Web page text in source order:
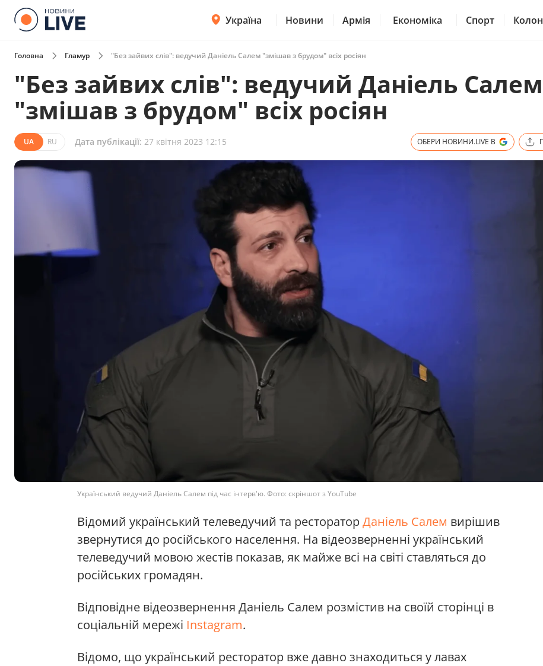
Україна Новини Армія Економіка Спорт
Головна Гламур "Без зайвих слів": ведучий Даніель Салем "змішав з брудом" всіх росіян
"Без зайвих слів": ведучий Даніель Салем
"змішав з брудом" всіх росіян
UA RU Дата публікації: 27 квітня 2023 12:15 ОБЕРИ НОВИНИ.LIVE В
Український ведучий Даніель Салем під час інтерв'ю. Фото: скріншот з YouTube
Відомий український телеведучий та ресторатор Даніель Салем вирішив
звернутися до російського населення. На відеозверненні український
телеведучий мовою жестів показав, як майже всі на світі ставляться до
російських громадян.
Відповідне відеозвернення Даніель Салем розмістив на своїй сторінці в
соціальній мережі Instagram.
Відомо, що український ресторатор вже давно знаходиться у лавах